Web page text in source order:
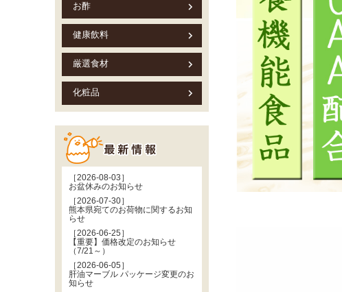
お酢
健康飲料
厳選食材
化粧品
［2026-08-03］
お盆休みのお知らせ
［2026-07-30］
熊本県宛てのお荷物に関するお知
らせ
［2026-06-25］
【重要】価格改定のお知らせ
（7/21～）
［2026-06-05］
肝油マーブル パッケージ変更のお
知らせ